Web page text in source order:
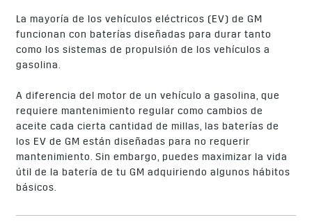
La mayoría de los vehículos eléctricos (EV) de GM
funcionan con baterías diseñadas para durar tanto
como los sistemas de propulsión de los vehículos a
gasolina.
A diferencia del motor de un vehículo a gasolina, que
requiere mantenimiento regular como cambios de
aceite cada cierta cantidad de millas, las baterías de
los EV de GM están diseñadas para no requerir
mantenimiento. Sin embargo, puedes maximizar la vida
útil de la batería de tu GM adquiriendo algunos hábitos
básicos.